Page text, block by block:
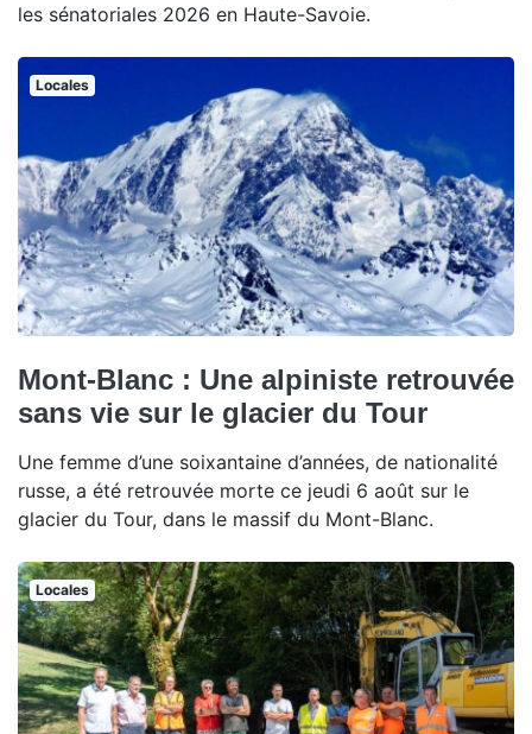
les sénatoriales 2026 en Haute-Savoie.
Locales
Mont-Blanc : Une alpiniste retrouvée
sans vie sur le glacier du Tour
Une femme d’une soixantaine d’années, de nationalité
russe, a été retrouvée morte ce jeudi 6 août sur le
glacier du Tour, dans le massif du Mont-Blanc.
Locales